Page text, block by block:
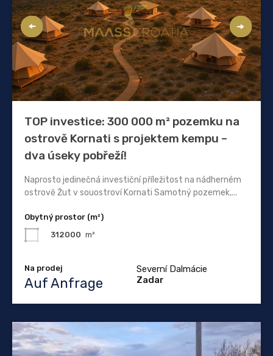
TOP investice: 300 000 m² pozemku na
ostrově Kornati s projektem kempu –
dva úseky pobřeží!
Naprosto jedinečná investiční příležitost na nádherném
ostrově Žut v souostroví Kornati Samotný pozemek,...
Obytný prostor (m²)
312000 m²
Na prodej
Auf Anfrage
Severní Dalmácie
Zadar